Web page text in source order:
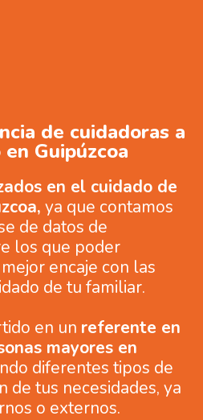
de cuidadoras a
Guipúzcoa
en el cuidado de
ya que contamos
de datos de
los que poder
encaje con las
de tu familiar.
en un referente en
mayores en
diferentes tipos de
de tus necesidades, ya
o externos.